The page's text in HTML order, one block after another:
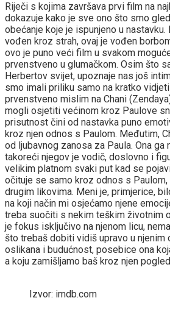
Riječi s kojima završava prvi film na
dokazuje kako je sve ono što smo
obećanje koje je ispunjeno u
vođen kroz strah, ovaj je vođen
ovo je puno veći film u svakom
prvenstveno u glumačkom. Osim što
Herbertov svijet, upoznaje nas još
smo imali priliku samo na kratko
prvenstveno mislim na Chani
mogli osjetiti većinom kroz Paulove
prisutnost čini od nastavka puno
kroz njen odnos s Paulom. Međutim,
od ljubavnog zanosa za Paula. Ona ga
takoreći njegov je vodič, doslovno i
velikim platnom svaki put kad se
očituje se samo kroz odnos s
drugim likovima. Meni je, primjerice,
na koji način mi osjećamo njene
treba suočiti s nekim teškim životnim
je fokus isključivo na njenom licu,
što trebaš dobiti vidiš upravo u njenim
oslikana i budućnost, posebice ona
a koju zamišljamo baš kroz njen
Izvor: imdb.com